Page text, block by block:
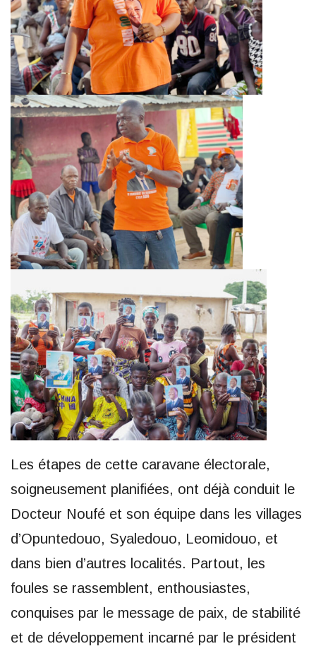
Les étapes de cette caravane électorale,
soigneusement planifiées, ont déjà conduit le
Docteur Noufé et son équipe dans les villages
d’Opuntedouo, Syaledouo, Leomidouo, et
dans bien d’autres localités. Partout, les
foules se rassemblent, enthousiastes,
conquises par le message de paix, de stabilité
et de développement incarné par le président